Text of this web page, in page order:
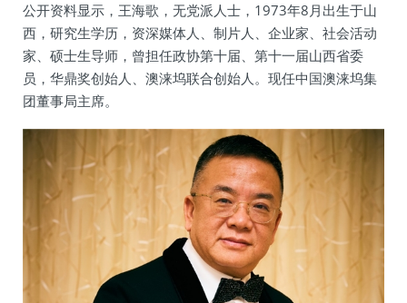
公开资料显示，王海歌，无党派人士，1973年8月出生于山
西，研究生学历，资深媒体人、制片人、企业家、社会活动
家、硕士生导师，曾担任政协第十届、第十一届山西省委
员，华鼎奖创始人、澳涞坞联合创始人。现任中国澳涞坞集
团董事局主席。